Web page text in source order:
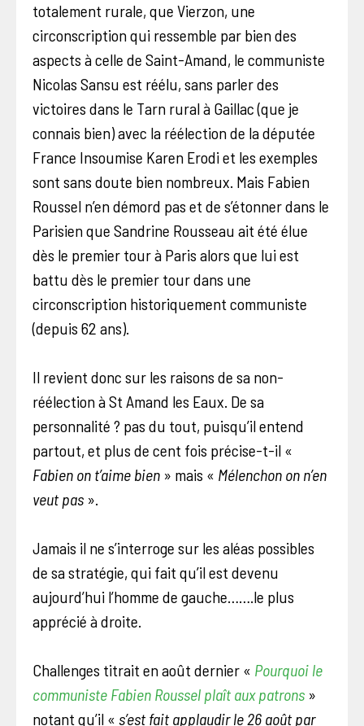
totalement rurale, que Vierzon, une
circonscription qui ressemble par bien des
aspects à celle de Saint-Amand, le communiste
Nicolas Sansu est réélu, sans parler des
victoires dans le Tarn rural à Gaillac (que je
connais bien) avec la réélection de la députée
France Insoumise Karen Erodi et les exemples
sont sans doute bien nombreux. Mais Fabien
Roussel n’en démord pas et de s’étonner dans le
Parisien que Sandrine Rousseau ait été élue
dès le premier tour à Paris alors que lui est
battu dès le premier tour dans une
circonscription historiquement communiste
(depuis 62 ans).
Il revient donc sur les raisons de sa non-
réélection à St Amand les Eaux. De sa
personnalité ? pas du tout, puisqu’il entend
partout, et plus de cent fois précise-t-il «
Fabien on t’aime bien » mais « Mélenchon on n’en
veut pas ».
Jamais il ne s’interroge sur les aléas possibles
de sa stratégie, qui fait qu’il est devenu
aujourd’hui l’homme de gauche…….le plus
apprécié à droite.
Challenges titrait en août dernier « Pourquoi le
communiste Fabien Roussel plaît aux patrons »
notant qu’il « s’est fait applaudir le 26 août par